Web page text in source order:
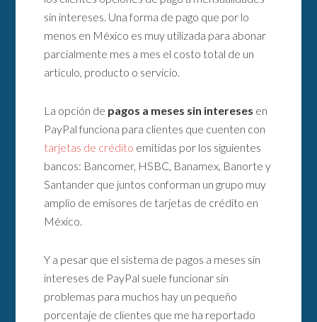
sin intereses. Una forma de pago que por lo
menos en México es muy utilizada para abonar
parcialmente mes a mes el costo total de un
articulo, producto o servicio.
La opción de pagos a meses sin intereses en
PayPal funciona para clientes que cuenten con
tarjetas de crédito emitidas por los siguientes
bancos: Bancomer, HSBC, Banamex, Banorte y
Santander que juntos conforman un grupo muy
amplio de emisores de tarjetas de crédito en
México.
Y a pesar que el sistema de pagos a meses sin
intereses de PayPal suele funcionar sin
problemas para muchos hay un pequeño
porcentaje de clientes que me ha reportado